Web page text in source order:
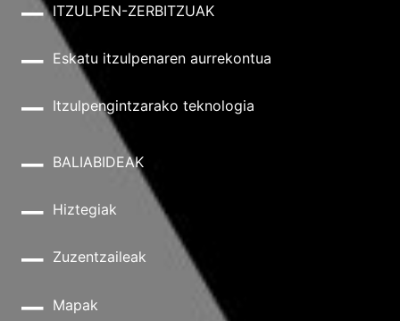
ITZULPEN-ZERBITZUAK
Eskatu itzulpenaren aurrekontua
Itzulpengintzarako teknologia
BALIABIDEAK
Hiztegiak
Zuzentzaileak
Mapak